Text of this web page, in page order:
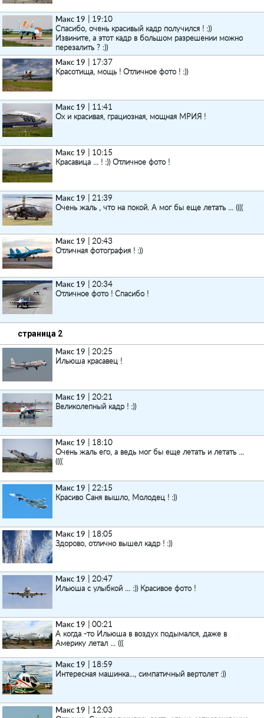
Макс 19 | 19:10
Спасибо, очень красивый кадр получился ! :))
Извините, а этот кадр в большом разрешении можно
перезалить ? :))
Макс 19 | 17:37
Красотища, мощь ! Отличное фото ! :))
Макс 19 | 11:41
Ох и красивая, грациозная, мощная МРИЯ !
Макс 19 | 10:15
Красавица ... ! :)) Отличное фото !
Макс 19 | 21:39
Очень жаль , что на покой. А мог бы еще летать ... ((((
Макс 19 | 20:43
Отличная фотография ! :))
Макс 19 | 20:34
Отличное фото ! Спасибо !
страница 2
Макс 19 | 20:25
Ильюша красавец !
Макс 19 | 20:21
Великолепный кадр ! :))
Макс 19 | 18:10
Очень жаль его, а ведь мог бы еще летать и летать ...
((((
Макс 19 | 22:15
Красиво Саня вышло, Молодец ! :))
Макс 19 | 18:05
Здорово, отлично вышел кадр ! :))
Макс 19 | 20:47
Ильюша с улыбкой ... :)) Красивое фото !
Макс 19 | 00:21
А когда -то Ильюша в воздух подымался, даже в
Америку летал ... (((
Макс 19 | 18:59
Интересная машинка..., симпатичный вертолет :))
Макс 19 | 12:03